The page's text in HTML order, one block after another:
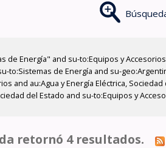
Energía" and su-to:Equipos y
to:Sistemas de Energía and su-
and au:Agua y Energía Eléctrica,
del Estado and su-to:Equipos y
retornó 4 resultados.